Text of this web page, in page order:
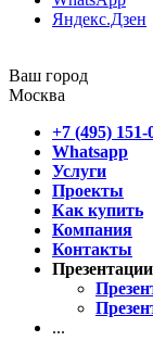
Яндекс.Дзен
Ваш город
Москва
+7 (495) 151-
Whatsapp
Услуги
Проекты
Как купить
Компания
Контакты
Презентации
...